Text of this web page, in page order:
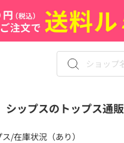
シップスのトップス通販
/在庫状況（あり）